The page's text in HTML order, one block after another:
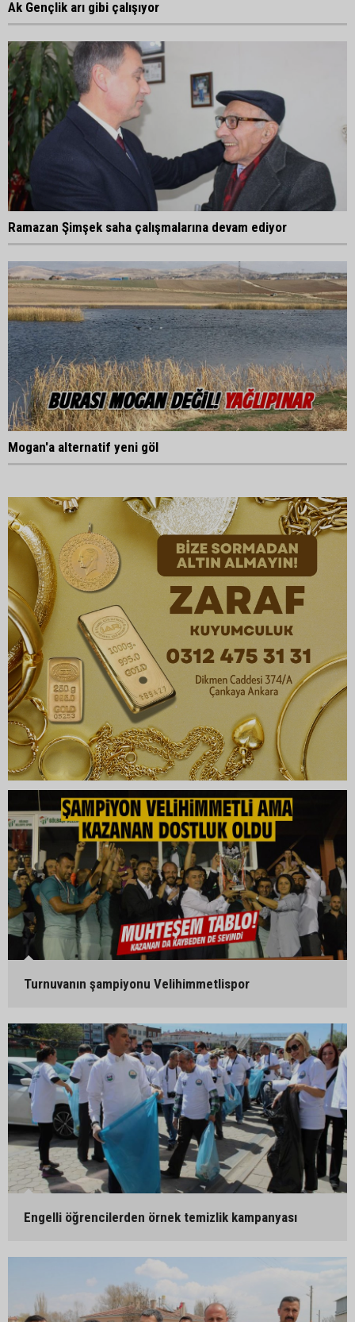
Ak Gençlik arı gibi çalışıyor
Ramazan Şimşek saha çalışmalarına devam ediyor
Mogan'a alternatif yeni göl
Turnuvanın şampiyonu Velihimmetlispor
Engelli öğrencilerden örnek temizlik kampanyası